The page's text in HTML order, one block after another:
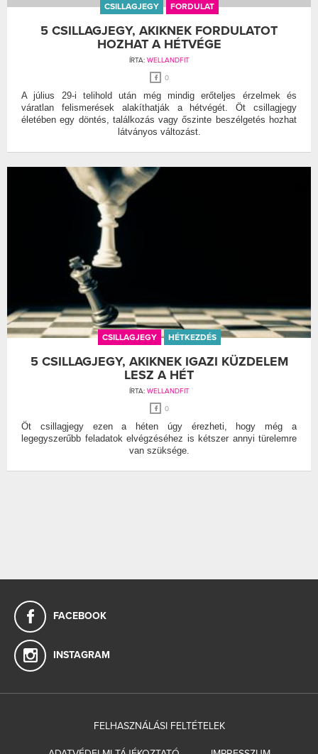
CSILLAGJEGY FORDULAT
5 CSILLAGJEGY, AKIKNEK FORDULATOT
HOZHAT A HÉTVÉGE
ÍRTA: WELLANDFIT
0
A július 29-i telihold után még mindig erőteljes érzelmek és
váratlan felismerések alakíthatják a hétvégét. Öt csillagjegy
életében egy döntés, találkozás vagy őszinte beszélgetés hozhat
látványos változást.
CSILLAGJEGY HÉTKEZDÉS
5 CSILLAGJEGY, AKIKNEK IGAZI KÜZDELEM
LESZ A HÉT
ÍRTA: WELLANDFIT
0
Öt csillagjegy ezen a héten úgy érezheti, hogy még a
legegyszerűbb feladatok elvégzéséhez is kétszer annyi türelemre
van szüksége.
FACEBOOK
INSTAGRAM
FELHASZNÁLÁSI FELTÉTELEK